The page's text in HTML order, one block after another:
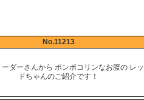
No.11213
ダーさんから ポンポコリンなお腹の レッ
ドちゃんのご紹介です！